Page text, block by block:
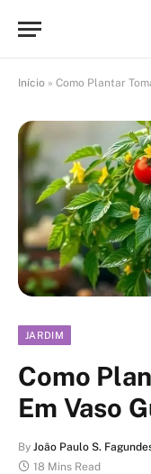
Início » Como Plantar
JARDIM
Como
Em Vaso
By João Paulo S.
18 Mins Read